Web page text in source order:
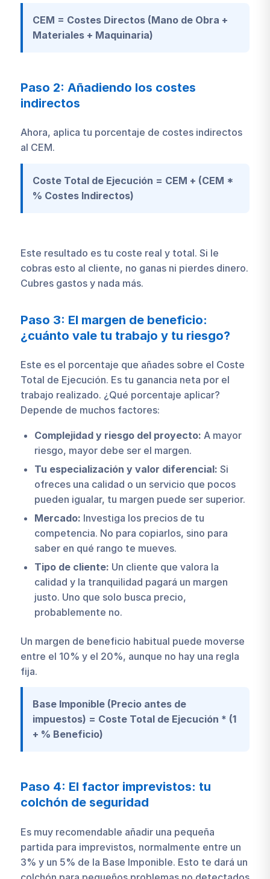
CEM = Costes Directos (Mano de Obra +
Materiales + Maquinaria)
Paso 2: Añadiendo los costes
indirectos
Ahora, aplica tu porcentaje de costes indirectos
al CEM.
Coste Total de Ejecución = CEM + (CEM *
% Costes Indirectos)
Este resultado es tu coste real y total. Si le
cobras esto al cliente, no ganas ni pierdes dinero.
Cubres gastos y nada más.
Paso 3: El margen de beneficio:
¿cuánto vale tu trabajo y tu riesgo?
Este es el porcentaje que añades sobre el Coste
Total de Ejecución. Es tu ganancia neta por el
trabajo realizado. ¿Qué porcentaje aplicar?
Depende de muchos factores:
Complejidad y riesgo del proyecto: A mayor
riesgo, mayor debe ser el margen.
Tu especialización y valor diferencial: Si
ofreces una calidad o un servicio que pocos
pueden igualar, tu margen puede ser superior.
Mercado: Investiga los precios de tu
competencia. No para copiarlos, sino para
saber en qué rango te mueves.
Tipo de cliente: Un cliente que valora la
calidad y la tranquilidad pagará un margen
justo. Uno que solo busca precio,
probablemente no.
Un margen de beneficio habitual puede moverse
entre el 10% y el 20%, aunque no hay una regla
fija.
Base Imponible (Precio antes de
impuestos) = Coste Total de Ejecución * (1
+ % Beneficio)
Paso 4: El factor imprevistos: tu
colchón de seguridad
Es muy recomendable añadir una pequeña
partida para imprevistos, normalmente entre un
3% y un 5% de la Base Imponible. Esto te dará un